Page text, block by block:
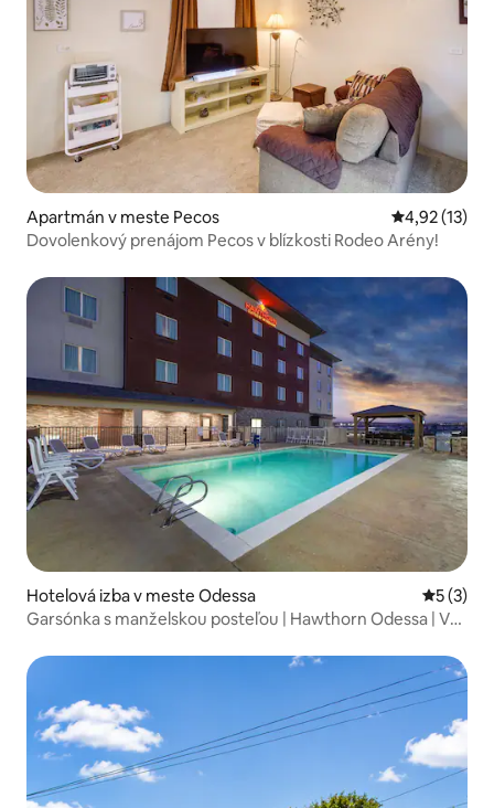
Apartmán v meste Pecos Priemerné
4,92 (13)
Dovolenkový prenájom Pecos v blízkosti Rodeo Arény!
Hotelová izba v meste Odessa
5 (3)
Garsónka s manželskou posteľou | Hawthorn Odessa | V